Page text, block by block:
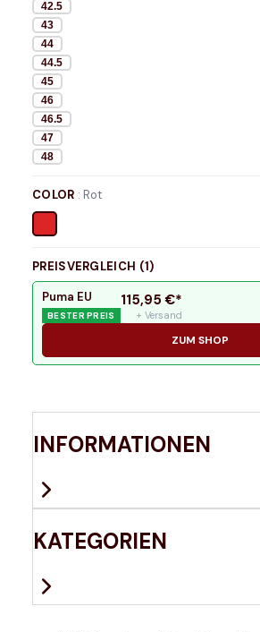
42.5
43
44
44.5
45
46
46.5
47
48
COLOR : Rot
PREISVERGLEICH (1)
Puma EU
BESTER PREIS
115,95 €*
+ Versand
ZUM SHOP
INFORMATIONEN
KATEGORIEN